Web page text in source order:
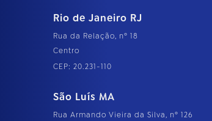
Rio de Janeiro RJ
Rua da Relação, nº 18
Centro
CEP: 20.231-110
São Luís MA
Rua Armando Vieira da Silva, nº 126